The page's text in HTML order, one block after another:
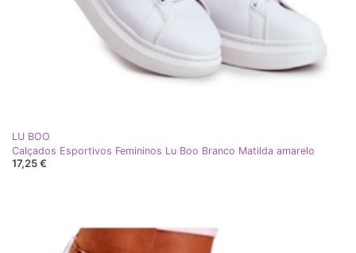
LU BOO
Calçados Esportivos Femininos Lu Boo Branco Matilda amarelo
17,25 €